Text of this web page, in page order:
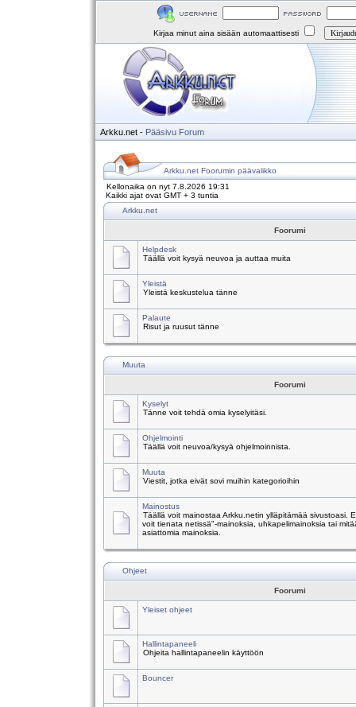
Kirjaa minut aina sisään automaattisesti
Arkku.net - Pääsivu Forum
Arkku.net Foorumin päävalikko
Kellonaika on nyt 7.8.2026 19:31
Kaikki ajat ovat GMT + 3 tuntia
Arkku.net
Foorumi
Helpdesk
Täällä voit kysyä neuvoa ja auttaa muita
Yleistä
Yleistä keskustelua tänne
Palaute
Risut ja ruusut tänne
Muuta
Foorumi
Kyselyt
Tänne voit tehdä omia kyselyitäsi.
Ohjelmointi
Täällä voit neuvoa/kysyä ohjelmoinnista.
Muuta
Viestit, jotka eivät sovi muihin kategorioihin
Mainostus
Täällä voit mainostaa Arkku.netin ylläpitämää sivustoasi.
voit tienata netissä"-mainoksia, uhkapelimainoksia tai
asiattomia mainoksia.
Ohjeet
Foorumi
Yleiset ohjeet
Hallintapaneeli
Ohjeita hallintapaneelin käyttöön
Bouncer